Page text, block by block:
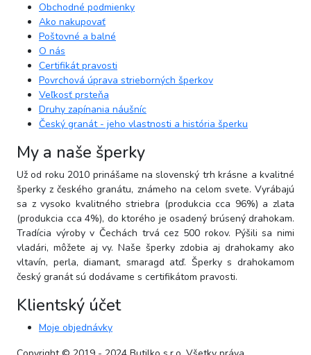
Obchodné podmienky
Ako nakupovať
Poštovné a balné
O nás
Certifikát pravosti
Povrchová úprava strieborných šperkov
Veľkosť prsteňa
Druhy zapínania náušníc
Český granát - jeho vlastnosti a história šperku
My a naše šperky
Už od roku 2010 prinášame na slovenský trh krásne a kvalitné
šperky z českého granátu, známeho na celom svete. Vyrábajú
sa z vysoko kvalitného striebra (produkcia cca 96%) a zlata
(produkcia cca 4%), do ktorého je osadený brúsený drahokam.
Tradícia výroby v Čechách trvá cez 500 rokov. Pýšili sa nimi
vladári, môžete aj vy. Naše šperky zdobia aj drahokamy ako
vltavín, perla, diamant, smaragd atď. Šperky s drahokamom
český granát sú dodávame s certifikátom pravosti.
Klientský účet
Moje objednávky